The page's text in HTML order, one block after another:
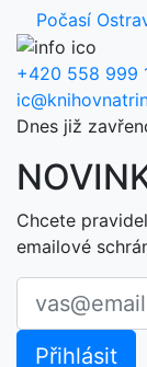
Počasí
+420 558 999
Dnes již
Chcete
emailové